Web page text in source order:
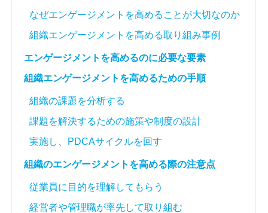
なぜエンゲージメントを高めることが大切なのか
組織エンゲージメントを高める取り組み事例
エンゲージメントを高めるのに必要な要素
組織エンゲージメントを高めるための手順
組織の課題を分析する
課題を解決するための施策や制度の設計
実施し、PDCAサイクルを回す
組織のエンゲージメントを高める際の注意点
従業員に目的を理解してもらう
経営者や管理職が率先して取り組む